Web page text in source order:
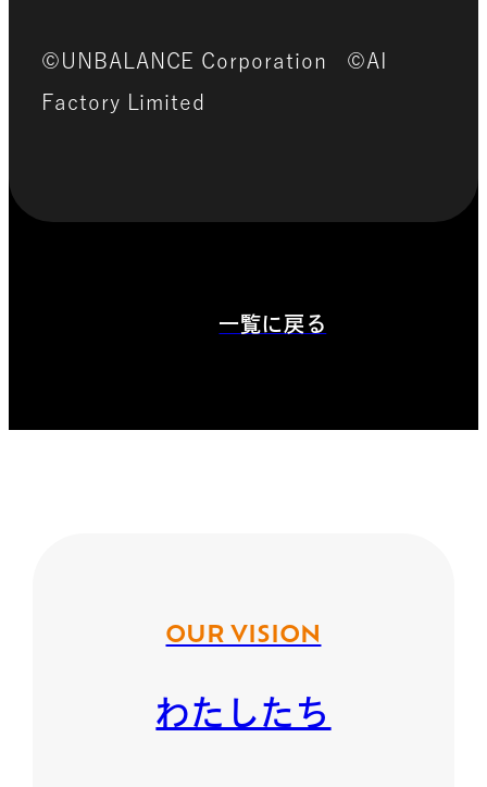
©UNBALANCE Corporation ©AI
Factory Limited
一覧に戻る
OUR VISION
わたしたち